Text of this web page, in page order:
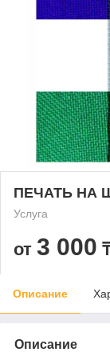
ПЕЧАТЬ НА
Услуга
от 3 000
Описание
Описание